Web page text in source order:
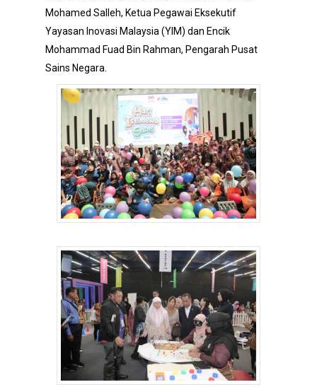
Mohamed Salleh, Ketua Pegawai Eksekutif
Yayasan Inovasi Malaysia (YIM) dan Encik
Mohammad Fuad Bin Rahman, Pengarah Pusat
Sains Negara.